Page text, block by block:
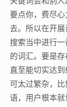
要点你，费尽
去。所以在开
搜索当中进行
的词汇。要是存
直至能切实达
可太过繁杂，
语，用户根本就